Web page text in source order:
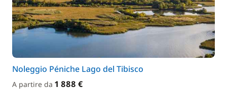
Noleggio Péniche Lago del Tibisco
A partire da 1 888 €